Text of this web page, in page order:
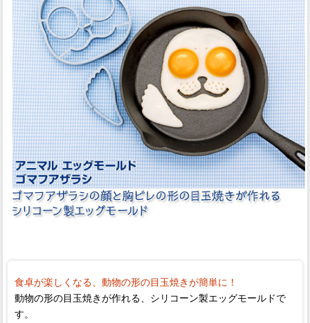
食卓が楽しくなる、動物の形の目玉焼きが簡単に！
動物の形の目玉焼きが作れる、シリコーン製エッグモールドで
す。